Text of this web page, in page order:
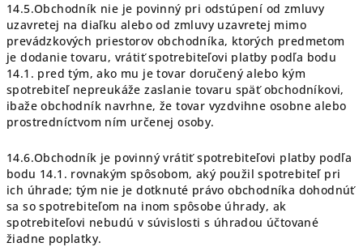
14.5.Obchodník nie je povinný pri odstúpení od zmluvy
uzavretej na diaľku alebo od zmluvy uzavretej mimo
prevádzkových priestorov obchodníka, ktorých predmetom
je dodanie tovaru, vrátiť spotrebiteľovi platby podľa bodu
14.1. pred tým, ako mu je tovar doručený alebo kým
spotrebiteľ nepreukáže zaslanie tovaru späť obchodníkovi,
ibaže obchodník navrhne, že tovar vyzdvihne osobne alebo
prostredníctvom ním určenej osoby.
14.6.Obchodník je povinný vrátiť spotrebiteľovi platby podľa
bodu 14.1. rovnakým spôsobom, aký použil spotrebiteľ pri
ich úhrade; tým nie je dotknuté právo obchodníka dohodnúť
sa so spotrebiteľom na inom spôsobe úhrady, ak
spotrebiteľovi nebudú v súvislosti s úhradou účtované
žiadne poplatky.